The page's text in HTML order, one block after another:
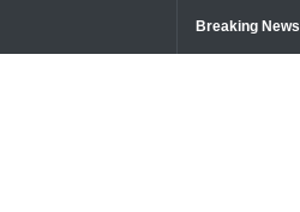
Breaking News